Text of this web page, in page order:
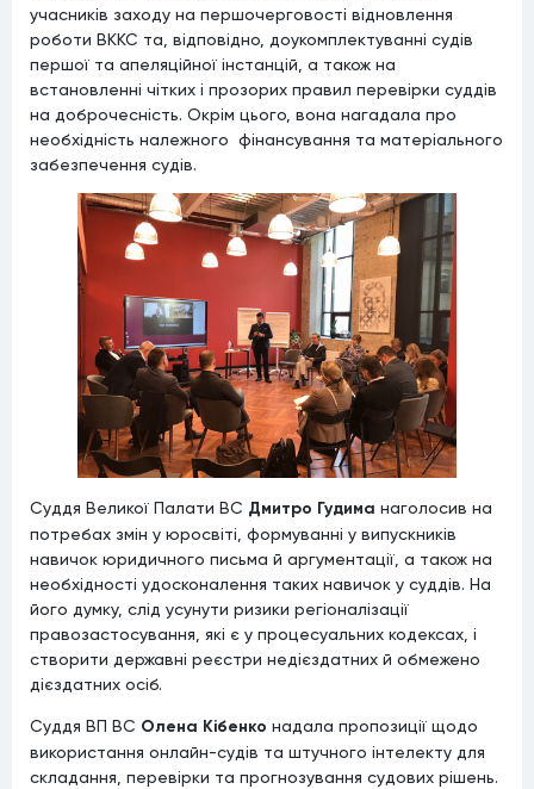
учасників заходу на першочерговості відновлення
роботи ВККС та, відповідно, доукомплектуванні судів
першої та апеляційної інстанцій, а також на
встановленні чітких і прозорих правил перевірки суддів
на доброчесність. Окрім цього, вона нагадала про
необхідність належного фінансування та матеріального
забезпечення судів.
Суддя Великої Палати ВС Дмитро Гудима наголосив на
потребах змін у юросвіті, формуванні у випускників
навичок юридичного письма й аргументації, а також на
необхідності удосконалення таких навичок у суддів. На
його думку, слід усунути ризики регіоналізації
правозастосування, які є у процесуальних кодексах, і
створити державні реєстри недієздатних й обмежено
дієздатних осіб.
Суддя ВП ВС Олена Кібенко надала пропозиції щодо
використання онлайн-судів та штучного інтелекту для
складання, перевірки та прогнозування судових рішень.